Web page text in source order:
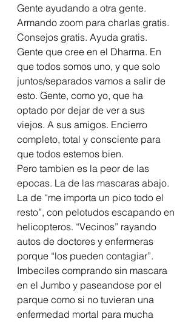
Gente ayudando a otra gente.
Armando zoom para charlas gratis.
Consejos gratis. Ayuda gratis.
Gente que cree en el Dharma. En
que todos somos uno, y que solo
juntos/separados vamos a salir de
esto. Gente, como yo, que ha
optado por dejar de ver a sus
viejos. A sus amigos. Encierro
completo, total y consciente para
que todos estemos bien.
Pero tambien es la peor de las
epocas. La de las mascaras abajo.
La de “me importa un pico todo el
resto”, con pelotudos escapando en
helicopteros. “Vecinos” rayando
autos de doctores y enfermeras
porque “los pueden contagiar”.
Imbeciles comprando sin mascara
en el Jumbo y paseandose por el
parque como si no tuvieran una
enfermedad mortal para mucha